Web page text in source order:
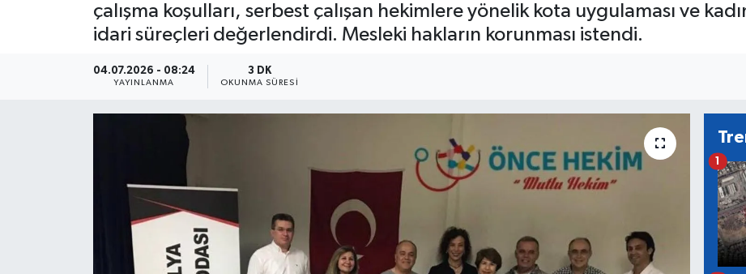
çalışma koşulları, serbest çalışan hekimlere yönelik kota uygulaması ve
idari süreçleri değerlendirdi. Mesleki hakların korunması istendi.
04.07.2026 - 08:24
YAYINLANMA
3 DK
OKUNMA SÜRESI
1
Son Dakika Haberleri
Haber Arşivi